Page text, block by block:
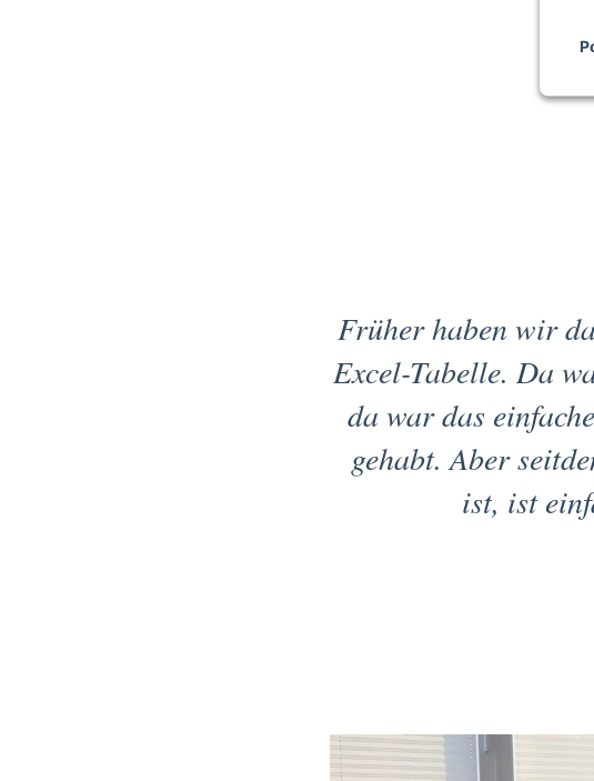
Früher haben wir
Excel-Tabelle. Da
da war das
gehabt. Aber
ist, ist